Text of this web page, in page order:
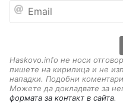
Haskovo.info не носи
пишете на кирилица и не
нападки. Подобни
Можете да докладвате за
формата за контакт в сайта.